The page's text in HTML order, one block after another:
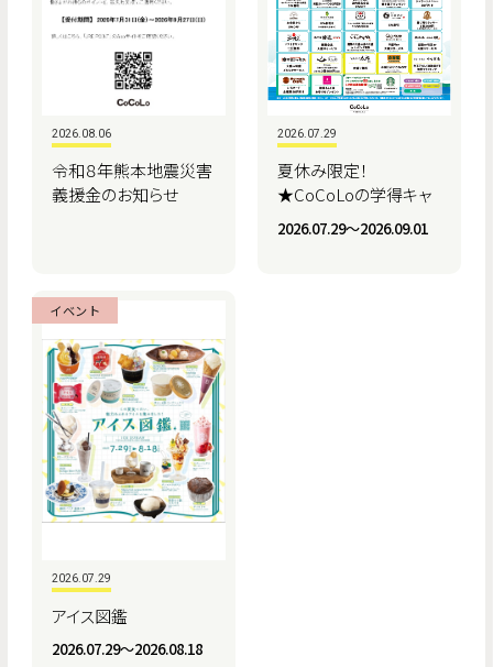
2026.08.06
令和８年熊本地震災害
義援金のお知らせ
2026.07.29
夏休み限定！
★CoCoLoの学得キャ
ンペーン★
2026.07.29〜2026.09.01
イベント
2026.07.29
アイス図鑑
2026.07.29〜2026.08.18